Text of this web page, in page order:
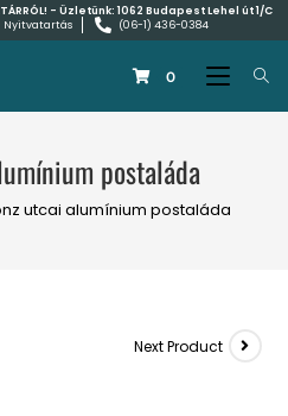
- Üzletünk: 1062 Budapest Lehel út 1/C
Nyitvatartás (06-1) 436-0384
0
postaláda
utcai alumínium postaláda
Next Product